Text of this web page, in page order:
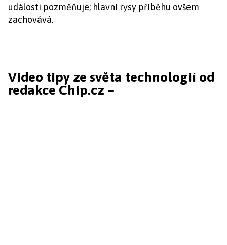
události pozměňuje; hlavní rysy příběhu ovšem
zachovává.
Video tipy ze světa technologií od
redakce Chip.cz –